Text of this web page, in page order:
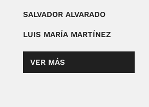
SALVADOR ALVARADO
LUIS MARÍA MARTÍNEZ
VER MÁS